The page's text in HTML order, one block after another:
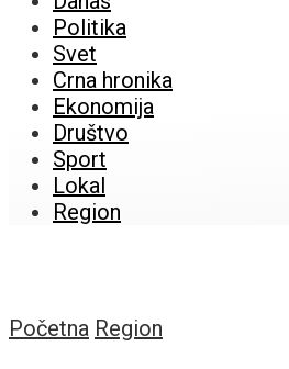
Politika
Svet
Crna hronika
Ekonomija
Društvo
Sport
Lokal
Region
Početna Region